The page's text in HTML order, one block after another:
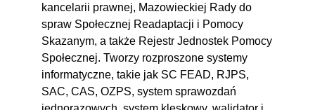
kancelarii prawnej, Mazowieckiej Rady do
spraw Społecznej Readaptacji i Pomocy
Skazanym, a także Rejestr Jednostek Pomocy
Społecznej. Tworzy rozproszone systemy
informatyczne, takie jak SC FEAD, RJPS,
SAC, CAS, OZPS, system sprawozdań